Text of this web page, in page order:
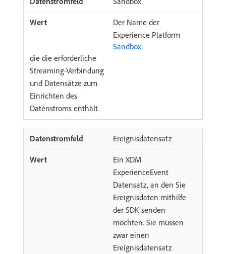
Der Name der
Experience Platform
Sandbox
die die erforderliche
Streaming-Verbindung
und Datensätze zum
Einrichten des
Datenstroms enthält.
Ereignisdatensatz
Ein XDM
ExperienceEvent
Datensatz, an den Sie
Ereignisdaten mithilfe
der SDK senden
möchten. Sie müssen
zwar einen
Ereignisdatensatz